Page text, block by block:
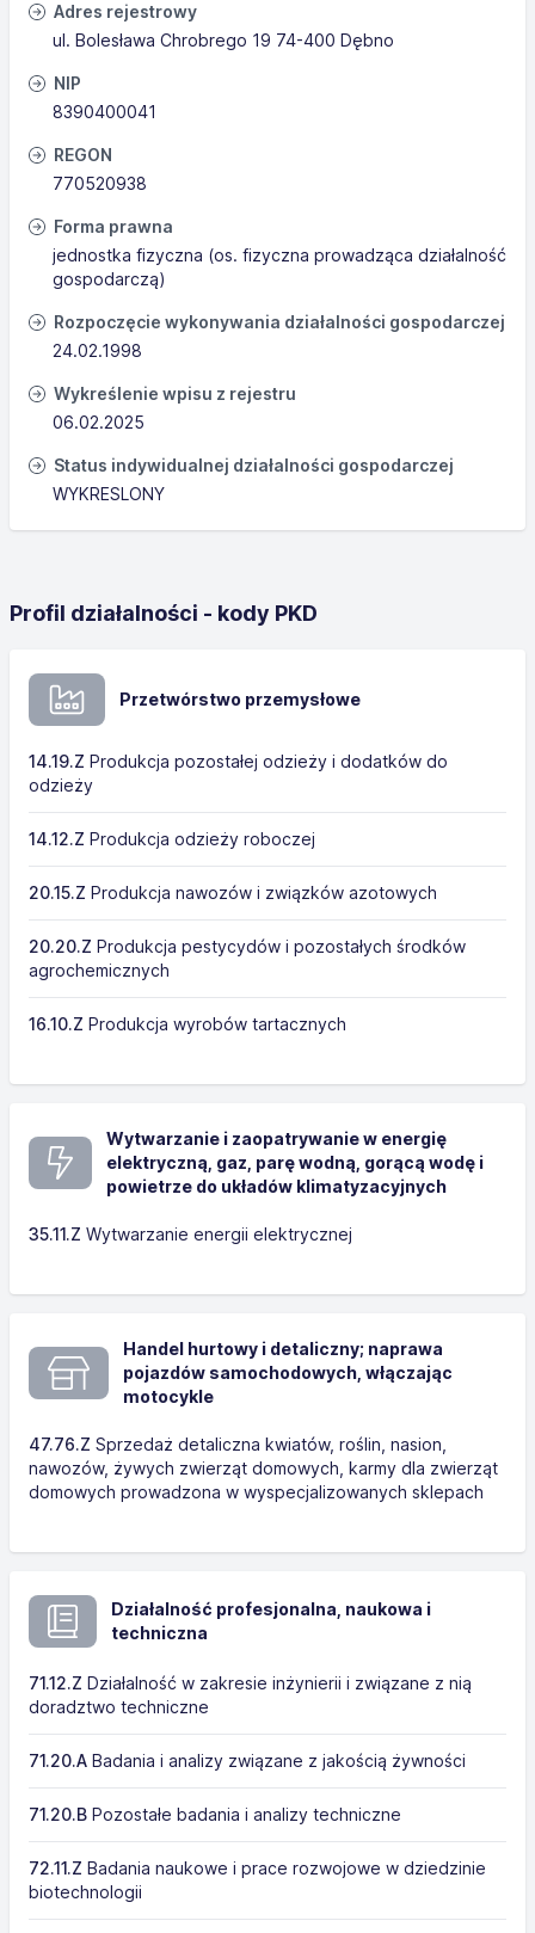
Adres rejestrowy
ul. Bolesława Chrobrego 19 74-400 Dębno
NIP
8390400041
REGON
770520938
Forma prawna
jednostka fizyczna (os. fizyczna prowadząca działalność
gospodarczą)
Rozpoczęcie wykonywania działalności gospodarczej
24.02.1998
Wykreślenie wpisu z rejestru
06.02.2025
Status indywidualnej działalności gospodarczej
WYKRESLONY
Profil działalności - kody PKD
Przetwórstwo przemysłowe
14.19.Z Produkcja pozostałej odzieży i dodatków do
odzieży
14.12.Z Produkcja odzieży roboczej
20.15.Z Produkcja nawozów i związków azotowych
20.20.Z Produkcja pestycydów i pozostałych środków
agrochemicznych
16.10.Z Produkcja wyrobów tartacznych
Wytwarzanie i zaopatrywanie w energię
elektryczną, gaz, parę wodną, gorącą wodę i
powietrze do układów klimatyzacyjnych
35.11.Z Wytwarzanie energii elektrycznej
Handel hurtowy i detaliczny; naprawa
pojazdów samochodowych, włączając
motocykle
47.76.Z Sprzedaż detaliczna kwiatów, roślin, nasion,
nawozów, żywych zwierząt domowych, karmy dla zwierząt
domowych prowadzona w wyspecjalizowanych sklepach
Działalność profesjonalna, naukowa i
techniczna
71.12.Z Działalność w zakresie inżynierii i związane z nią
doradztwo techniczne
71.20.A Badania i analizy związane z jakością żywności
71.20.B Pozostałe badania i analizy techniczne
72.11.Z Badania naukowe i prace rozwojowe w dziedzinie
biotechnologii